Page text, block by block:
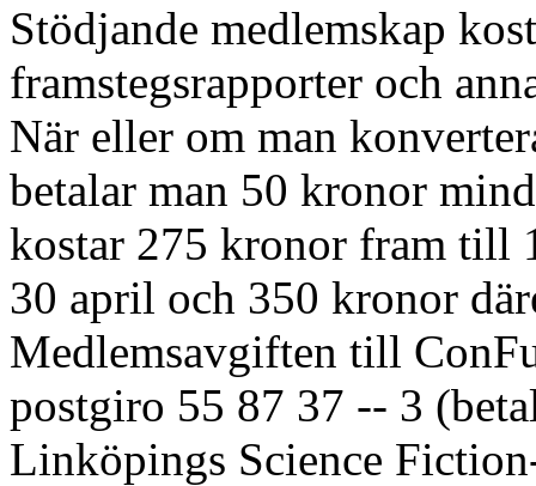
Stödjande medlemskap
framstegsrapporter och
När eller om man
betalar man 50 kronor
kostar 275 kronor fram till
30 april och 350 kronor
Medlemsavgiften till
postgiro 55 87 37 -- 3
Linköpings Science